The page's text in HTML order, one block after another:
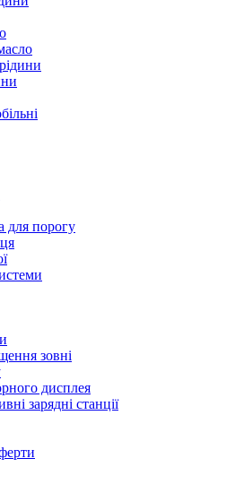
для порогу
зовні
дисплея
зарядні станції